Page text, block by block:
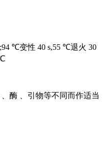
℃变性 40 s,55 ℃退火 30
酶 、引物等不同而作适当